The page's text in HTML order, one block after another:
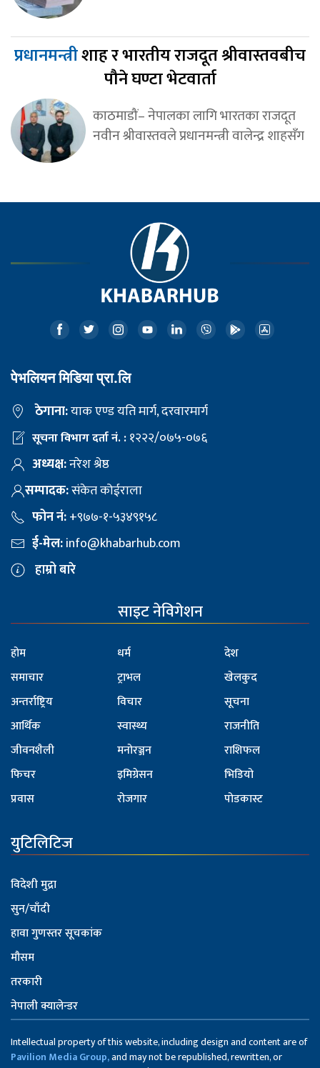
प्रधानमन्त्रीशाह र भारतीय राजदूत श्रीवास्तवबीच
पौने घण्टा भेटवार्ता
काठमाडौं– नेपालका लागि भारतका राजदूत
नवीन श्रीवास्तवले प्रधानमन्त्री वालेन्द्र शाहसँग
पेभलियन मिडिया प्रा.लि
ठेगाना:याक एण्ड यति मार्ग, दरवारमार्ग
सूचना विभाग दर्ता नं. :१२२२/०७५-०७६
अध्यक्ष:नरेश श्रेष्ठ
सम्पादक:संकेत कोईराला
फोन नं:+९७७-१-५३४९१५८
ई-मेल:info@khabarhub.com
हाम्रो बारे
साइट नेविगेशन
होम
समाचार
अन्तर्राष्ट्रिय
आर्थिक
जीवनशैली
फिचर
प्रवास
धर्म
ट्राभल
विचार
स्वास्थ्य
मनोरञ्जन
इमिग्रेसन
रोजगार
देश
खेलकुद
सूचना
राजनीति
राशिफल
भिडियो
पोडकास्ट
युटिलिटिज
विदेशी मुद्रा
सुन/चाँदी
हावा गुणस्तर सूचकांक
मौसम
तरकारी
नेपाली क्यालेन्डर
Intellectual property of this website, including design and content are of
Pavilion Media Group,and may not be republished, rewritten, or